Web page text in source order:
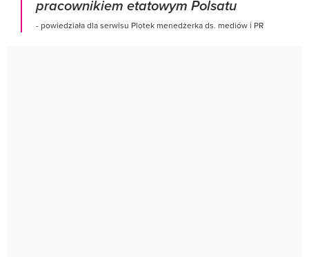
pracownikiem etatowym Polsatu
- powiedziała dla serwisu Plotek menedżerka ds. mediów i PR